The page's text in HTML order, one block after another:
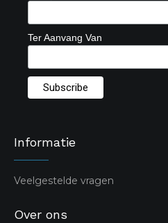
Ter Aanvang Van
Informatie
Veelgestelde vragen
Over ons